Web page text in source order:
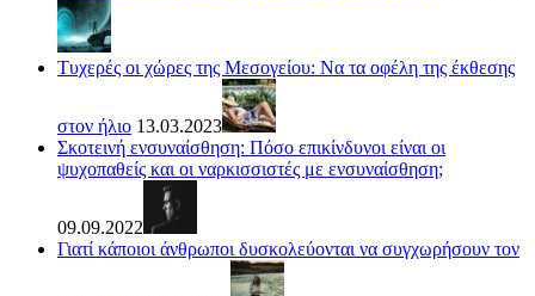
Τυχερές οι χώρες της Μεσογείου: Να τα οφέλη της έκθεσης
στον ήλιο 13.03.2023
Σκοτεινή ενσυναίσθηση: Πόσο επικίνδυνοι είναι οι
ψυχοπαθείς και οι ναρκισσιστές με ενσυναίσθηση;
09.09.2022
Γιατί κάποιοι άνθρωποι δυσκολεύονται να συγχωρήσουν τον